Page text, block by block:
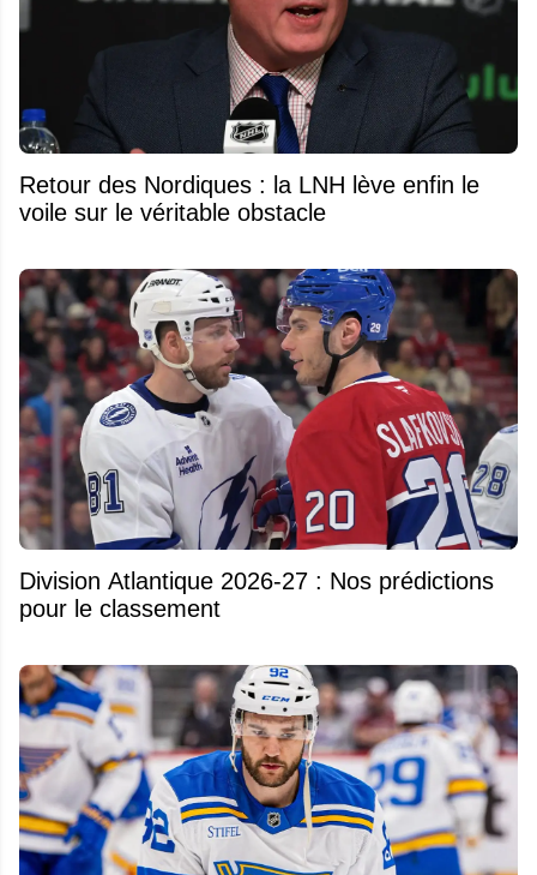
Retour des Nordiques : la LNH lève enfin le
voile sur le véritable obstacle
Division Atlantique 2026-27 : Nos prédictions
pour le classement